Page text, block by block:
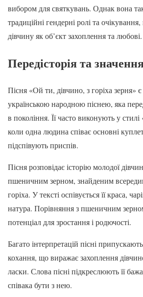
вибором для святкувань. Однак вона
традиційні гендерні ролі та
дівчину як об’єкт захоплення та любові.
Передісторія та
Пісня «Ой ти, дівчино, з горіха зерня»
українською народною піснею, яка
в покоління. Її часто виконують у стилі
коли одна людина співає основні
підспівують приспів.
Пісня розповідає історію молодої
пшеничним зерном, знайденим
горіха. У тексті оспівується її краса,
натура. Порівняння з пшеничним
потенціал для зростання і родючості.
Багато інтерпретацій пісні
кохання, що виражає захоплення
ласки. Слова пісні підкреслюють її
співака бути з нею.